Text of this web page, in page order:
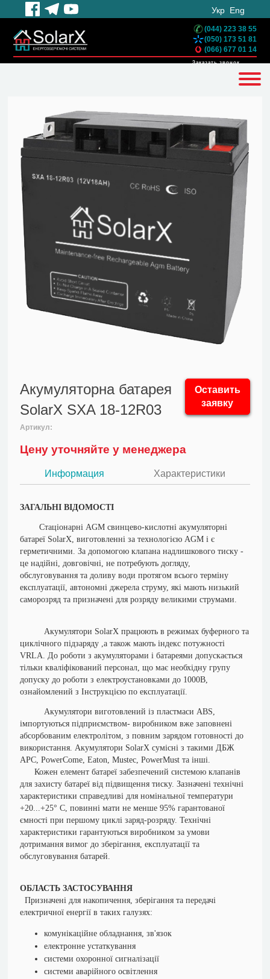
Укр Eng
(044) 223 38 55
(050) 173 51 81
(066) 677 01 14
Заказать звонок
Акумуляторна батарея
SolarX SXA 18-12R03
Оставить
заявку
Артикул:
Цену уточняйте у менеджера
Информация Характеристики
ЗАГАЛЬНІ ВІДОМОСТІ
Стаціонарні AGM свинцево-кислотні акумуляторні
батареї SolarX, виготовленні за технологією AGM і є
герметичними. За допомогою клапана надлишкового тиску -
це надійні, довговічні, не потребують догляду,
обслуговування та доливу води протягом всього терміну
експлуатації, автономні джерела струму, які мають низький
саморозряд та призначені для розряду великими струмами.
Акумулятори SolarX працюють в режимах буферного та
циклічного підзаряду ,а також мають індекс потужності
VRLA.До роботи з акумуляторами і батареями допускається
тільки кваліфікований персонал, що має необхідну групу
допуску до роботи з електроустановками до 1000В,
ознайомлений з Інструкцією по експлуатації.
Акумулятори виготовлений із пластмаси ABS,
імпортуються підприємством- виробником вже заповнені
абсорбованим електролітом, з повним зарядом готовності до
використання. Акумулятори SolarX сумісні з такими ДБЖ
АРС, PowerCome, Eaton, Mustec, PowerMust та інші.
Кожен елемент батареї забезпечений системою клапанів
для захисту батареї від підвищення тиску. Зазначені технічні
характеристики справедливі для номінальної температури
+20...+25° С, повинні мати не менше 95% гарантованої
ємності при першому циклі заряд-розряду. Технічні
характеристики гарантуються виробником за умови
дотримання вимог до зберігання, експлуатації та
обслуговування батарей.
ОБЛАСТЬ ЗАСТОСУВАННЯ
Призначені для накопичення, зберігання та передачі
електричної енергії в таких галузях:
комунікаційне обладнання, зв'язок
електронне устаткування
системи охоронної сигналізації
системи аварійного освітлення